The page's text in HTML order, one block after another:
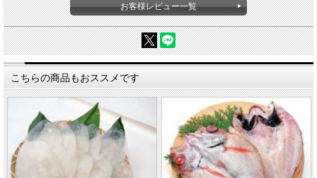
お客様レビュー一覧
こちらの商品もおススメです